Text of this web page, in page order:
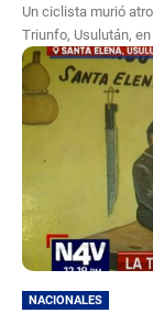
Un ciclista murió
Triunfo, Usulután,
NACIONALES